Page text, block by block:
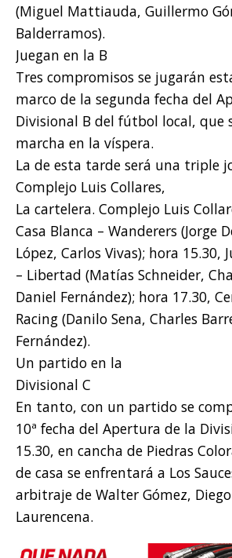
(Miguel Mattiauda, Guillermo
Balderramos).
Juegan en la B
Tres compromisos se jugarán
marco de la segunda fecha del
Divisional B del fútbol local, que
marcha en la víspera.
La de esta tarde será una triple
Complejo Luis Collares,
La cartelera. Complejo Luis
Casa Blanca – Wanderers (Jorge
López, Carlos Vivas); hora 15.30,
– Libertad (Matías Schneider,
Daniel Fernández); hora 17.30,
Racing (Danilo Sena, Charles
Fernández).
Un partido en la
Divisional C
En tanto, con un partido se
10ª fecha del Apertura de la
15.30, en cancha de Piedras
de casa se enfrentará a Los
arbitraje de Walter Gómez,
Laurencena.